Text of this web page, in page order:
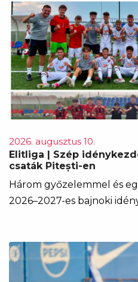
2026. augusztus 10.
Elitliga | Szép
csaták Pitești-en
Három győzelemmel és
2026–2027-es bajnoki